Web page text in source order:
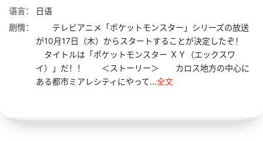
语言：
日语
剧情：
テレビアニメ「ポケットモンスター」シリーズの放送
が10月17日（木）からスタートすることが決定したぞ！
タイトルは「ポケットモンスター ＸＹ（エックスワ
イ）」だ！！ ＜ストーリー＞ カロス地方の中心に
ある都市ミアレシティにやって...全文